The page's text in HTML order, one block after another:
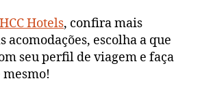
Hotels, confira mais
acomodações, escolha a que
seu perfil de viagem e faça
mesmo!